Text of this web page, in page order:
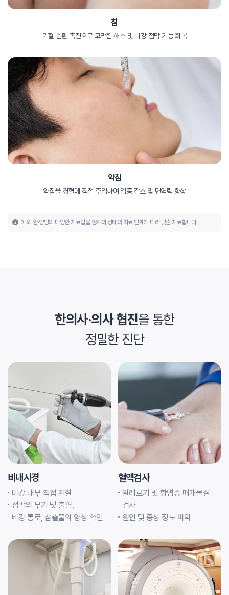
침
기혈 순환 촉진으로 코막힘 해소 및 비강 점막 기능 회복
약침
약침을 경혈에 직접 주입하여 염증 감소 및 면역력 향상
이 외 한·양방의 다양한 치료법을 환자의 상태와 치료 단계에 따라 맞춤 치료합니다.
한의사·의사 협진을 통한
정밀한 진단
비내시경
비강 내부 직접 관찰
점막의 부기 및 출혈,
비강 통로, 삼출물의 양상 확인
혈액검사
알레르기 및 항염증 매개물질
검사
원인 및 증상 정도 파악